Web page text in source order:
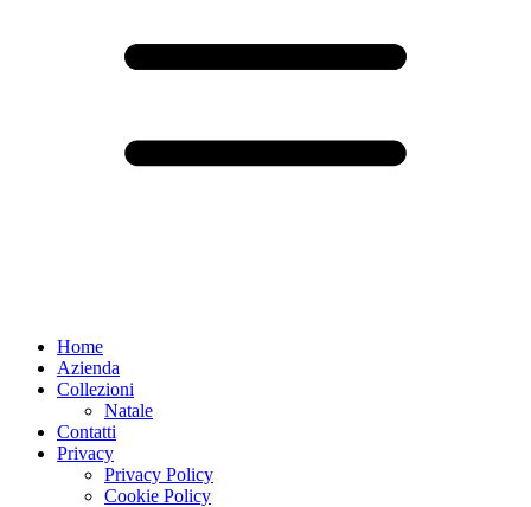
Home
Azienda
Collezioni
Natale
Contatti
Privacy
Privacy Policy
Cookie Policy